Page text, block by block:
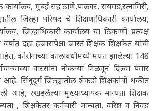
मुंबई सह ठाणे,पालघर, रायगड,रत्नागिरी,
जिल्हा परिषद चे शिक्षणाधिकारी कार्यालय,
जिल्हाधिकारी कार्यालय या ठिकाणी प्रत्यक्ष
दहा हजारापेक्षा जास्त शिक्षक शिक्षकेत यांची
कोरोनाच्या कालावधीमध्ये मयत झालेल्या 148
वारसांना नोकऱ्या मिळवून दिल्या पगार
सिंधुदुर्ग जिल्ह्यातील शेकडो शिक्षकांची थकीत
आहे, रखडलेल्या मुख्याध्यापक मान्यता शिक्षक
, शिक्षकेतर कर्मचारी मान्यता, वरिष्ठ व निवड